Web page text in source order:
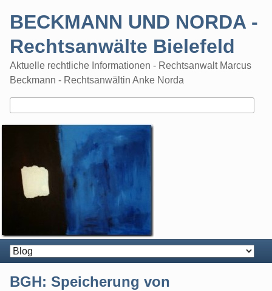
BECKMANN UND NORDA -
Rechtsanwälte Bielefeld
Aktuelle rechtliche Informationen - Rechtsanwalt Marcus
Beckmann - Rechtsanwältin Anke Norda
BGH: Speicherung von